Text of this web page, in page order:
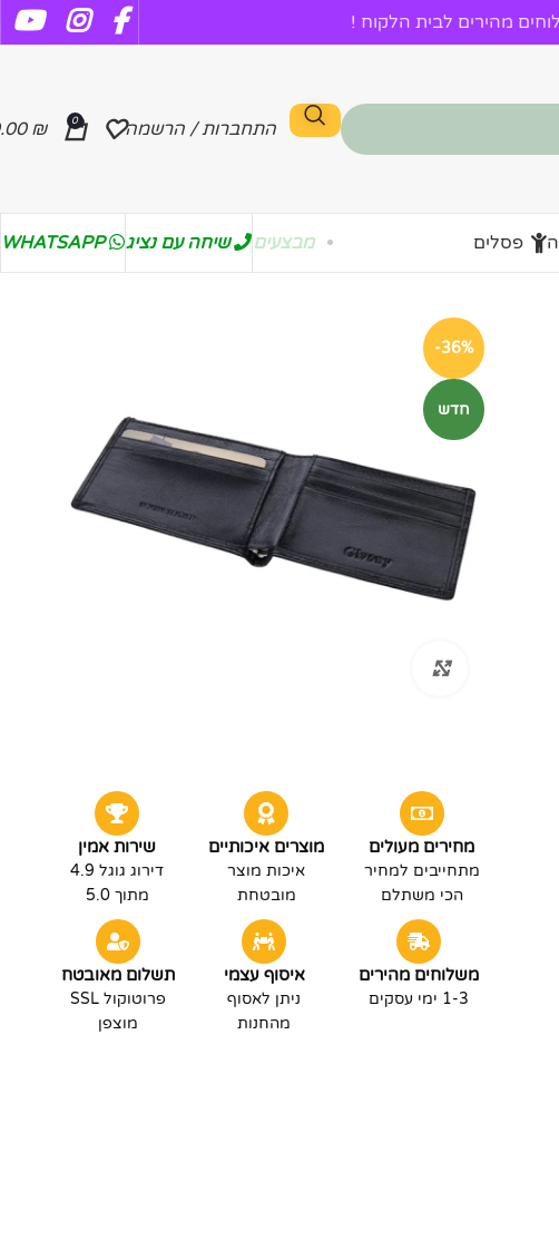
מהירים לבית הלקוח !
התחברות / הרשמה 0
₪
פסלים מבצעים שיחה עם נציג WHATSAPP
-36%
חדש
מחירים מעולים
מתחייבים למחיר
הכי משתלם
מוצרים איכותיים
איכות מוצר
מובטחת
שירות אמין
דירוג גוגל 4.9
מתוך 5.0
משלוחים מהירים
1-3 ימי עסקים
איסוף עצמי
ניתן לאסוף
מהחנות
תשלום מאובטח
פרוטוקול SSL
מוצפן